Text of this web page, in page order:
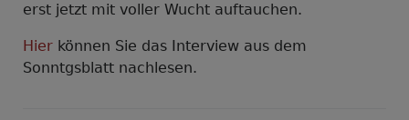
erst jetzt mit voller Wucht auftauchen.
Hier können Sie das Interview aus dem
Sonntgsblatt nachlesen.